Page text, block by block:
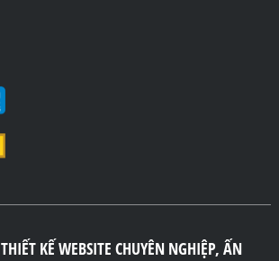
THIẾT KẾ WEBSITE CHUYÊN NGHIỆP, ẤN